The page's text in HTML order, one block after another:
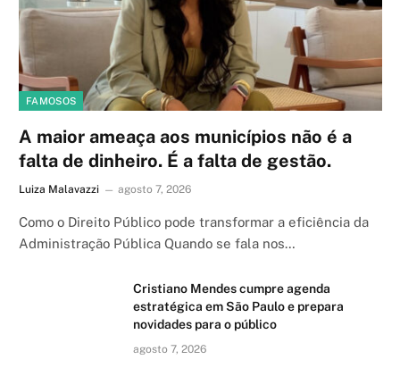
FAMOSOS
A maior ameaça aos municípios não é a
falta de dinheiro. É a falta de gestão.
Luiza Malavazzi agosto 7, 2026
Como o Direito Público pode transformar a eficiência da
Administração Pública Quando se fala nos…
Cristiano Mendes cumpre agenda
estratégica em São Paulo e prepara
novidades para o público
agosto 7, 2026